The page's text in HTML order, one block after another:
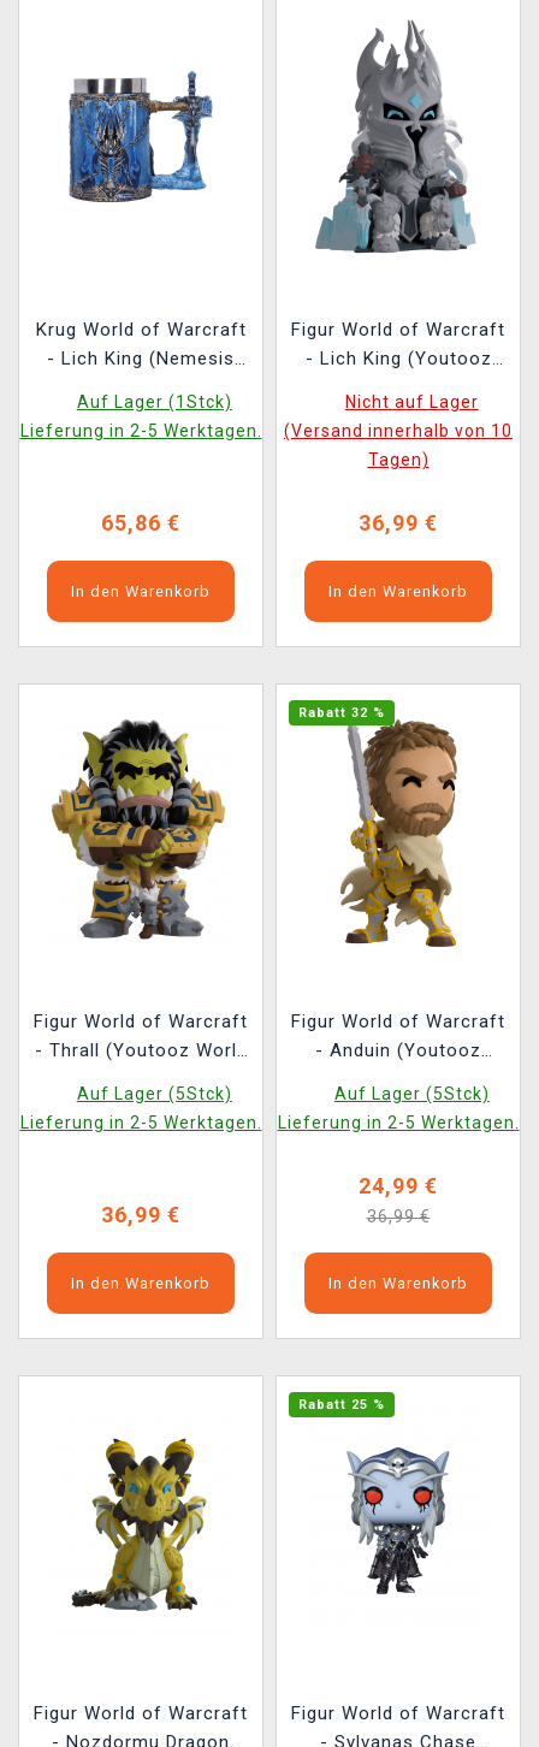
Krug World of Warcraft
- Lich King (Nemesis
Auf Lager (1Stck)
Lieferung in 2-5 Werktagen.
65,86 €
In den Warenkorb
Figur World of Warcraft
- Lich King (Youtooz
Nicht auf Lager
(Versand innerhalb von 10
Tagen)
36,99 €
In den Warenkorb
Figur World of Warcraft
- Thrall (Youtooz World
Auf Lager (5Stck)
Lieferung in 2-5 Werktagen.
36,99 €
In den Warenkorb
Rabatt 32 %
Figur World of Warcraft
- Anduin (Youtooz
Auf Lager (5Stck)
Lieferung in 2-5 Werktagen.
24,99 €
36,99 €
In den Warenkorb
Figur World of Warcraft
- Nozdormu Dragon
Rabatt 25 %
Figur World of Warcraft
- Sylvanas Chase